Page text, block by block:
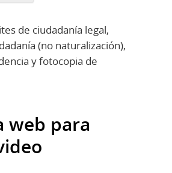
de ciudadanía legal,
(no naturalización),
y fotocopia de
web para